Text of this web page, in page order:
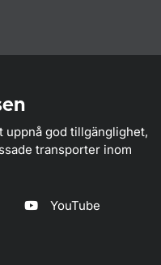
god tillgänglighet,
transporter inom
YouTube